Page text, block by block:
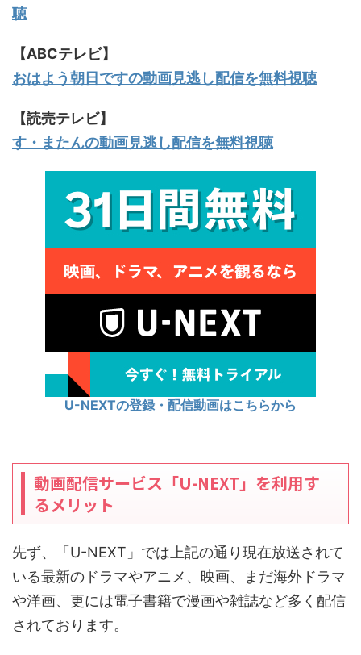
聴
【ABCテレビ】
おはよう朝日ですの動画見逃し配信を無料視聴
【読売テレビ】
す・またんの動画見逃し配信を無料視聴
U-NEXTの登録・配信動画はこちらから
動画配信サービス「U-NEXT」を利用す
るメリット
先ず、「U-NEXT」では上記の通り現在放送されて
いる最新のドラマやアニメ、映画、まだ海外ドラマ
や洋画、更には電子書籍で漫画や雑誌など多く配信
されております。